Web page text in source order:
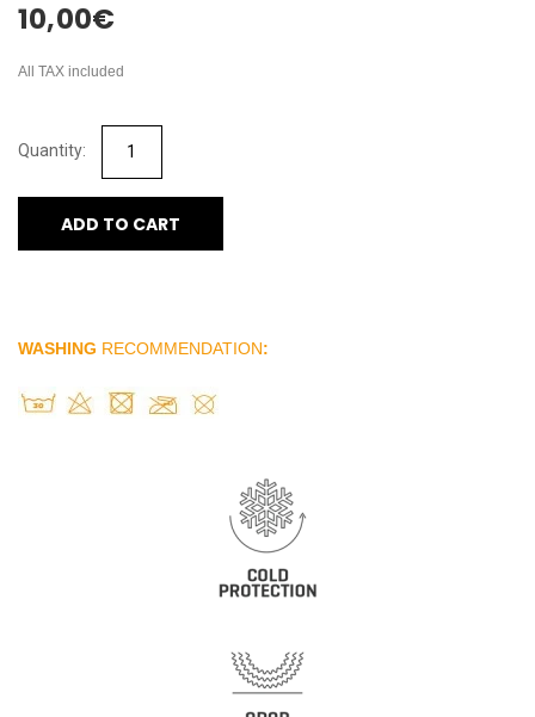
10,00€
All TAX included
ADD TO CART
WASHING RECOMMENDATION: